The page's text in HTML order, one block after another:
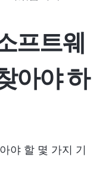
프트웨
아야 하
야 할 몇 가지 기